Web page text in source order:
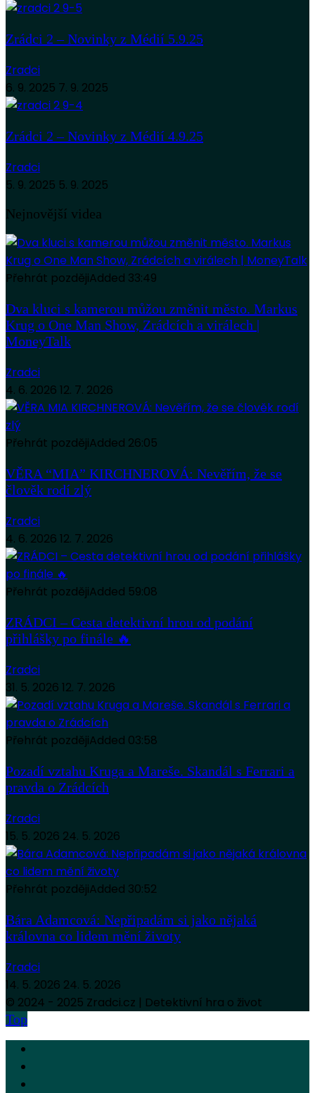
Zrádci 2 – Novinky z Médií 5.9.25
Zradci
6. 9. 2025 7. 9. 2025
Zrádci 2 – Novinky z Médií 4.9.25
Zradci
5. 9. 2025 5. 9. 2025
Nejnovější videa
Přehrát pozdějiAdded 33:49
Dva kluci s kamerou můžou změnit město. Markus
Krug o One Man Show, Zrádcích a virálech |
MoneyTalk
Zradci
4. 6. 2026 12. 7. 2026
Přehrát pozdějiAdded 26:05
VĚRA “MIA” KIRCHNEROVÁ: Nevěřím, že se
člověk rodí zlý
Zradci
4. 6. 2026 12. 7. 2026
Přehrát pozdějiAdded 59:08
ZRÁDCI – Cesta detektivní hrou od podání
přihlášky po finále 🔥
Zradci
31. 5. 2026 12. 7. 2026
Přehrát pozdějiAdded 03:58
Pozadí vztahu Kruga a Mareše. Skandál s Ferrari a
pravda o Zrádcích
Zradci
15. 5. 2026 24. 5. 2026
Přehrát pozdějiAdded 30:52
Bára Adamcová: Nepřipadám si jako nějaká
královna co lidem mění životy
Zradci
14. 5. 2026 24. 5. 2026
© 2024 - 2025 Zradci.cz | Detektivní hra o život
Top